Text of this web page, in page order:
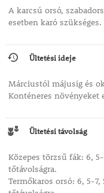
A karcsú orsó,
esetben karó szükséges.
Ültetési ideje
Márciustól májusig és
Konténeres növényeket
Ültetési távolság
Közepes törzsű fák: 6,
tőtávolságra.
Termőkaros orsó: 6, 5-